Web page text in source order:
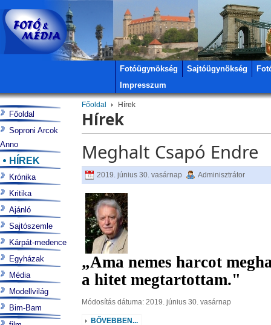
Fotóügynökség Sajtóügynökség
Impresszum
Főoldal Hírek
Hírek
Meghalt Csapó Endre
2019. június 30. vasárnap Adminisztrátor
„Ama nemes harcot
a hitet megtartottam."
Módosítás dátuma: 2019. június 30. vasárnap
BŐVEBBEN...
Főoldal
Soproni Arcok
Anno
HÍREK
Krónika
Kritika
Ajánló
Sajtószemle
Kárpát-medence
Egyházak
Média
Modellvilág
Bim-Bam